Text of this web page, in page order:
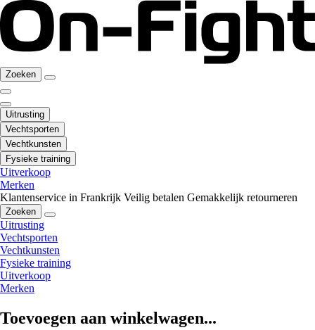
Zoeken
Uitrusting
Vechtsporten
Vechtkunsten
Fysieke training
Uitverkoop
Merken
Klantenservice in Frankrijk Veilig betalen Gemakkelijk retourneren
Zoeken
Uitrusting
Vechtsporten
Vechtkunsten
Fysieke training
Uitverkoop
Merken
Toevoegen aan winkelwagen...